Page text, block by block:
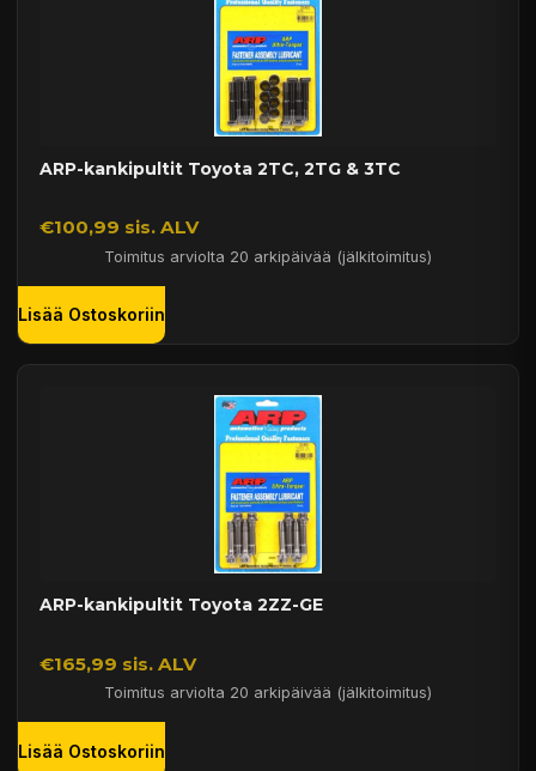
ARP-kankipultit Toyota 2TC, 2TG & 3TC
€100,99 sis. ALV
Toimitus arviolta 20 arkipäivää (jälkitoimitus)
Lisää Ostoskoriin
ARP-kankipultit Toyota 2ZZ-GE
€165,99 sis. ALV
Toimitus arviolta 20 arkipäivää (jälkitoimitus)
Lisää Ostoskoriin